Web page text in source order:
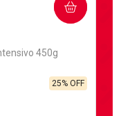
450g
25% OFF
COMPRAR